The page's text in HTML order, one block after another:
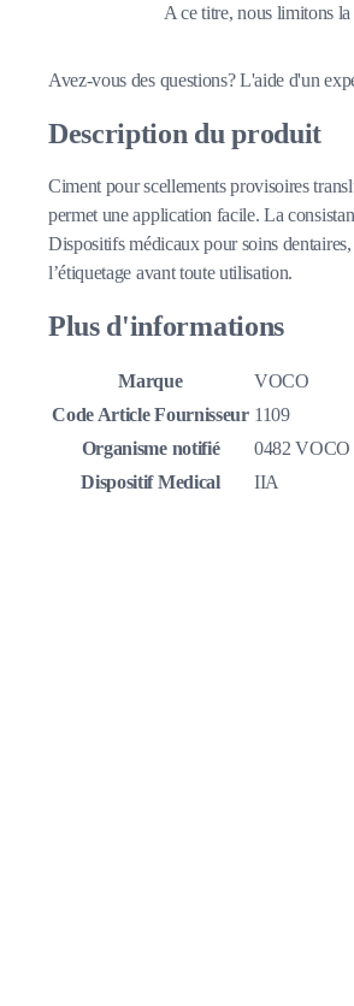
A ce titre, nous limitons
Avez-vous des questions?L'aide d'un
Description du produit
Ciment pour scellements provisoires
permet une application facile. La
Dispositifs médicaux pour soins
l’étiquetage avant toute utilisation.
Plus d'informations
Marque
VOCO
Code Article Fournisseur 1109
Organisme notifié
0482
Dispositif Medical
IIA